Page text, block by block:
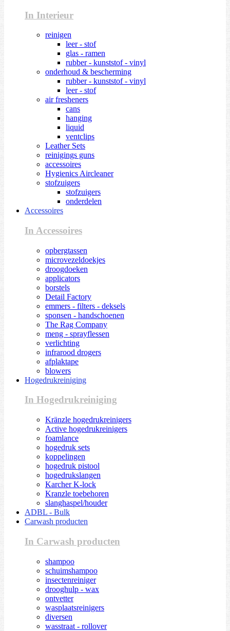
In Interieur
reinigen
leer - stof
glas - ramen
rubber - kunststof - vinyl
onderhoud & bescherming
rubber - kunststof - vinyl
leer - stof
air fresheners
cans
hanging
liquid
ventclips
Leather Sets
reinigings guns
accessoires
Hygienics Aircleaner
stofzuigers
stofzuigers
onderdelen
Accessoires
In Accessoires
opbergtassen
microvezeldoekjes
droogdoeken
applicators
borstels
Detail Factory
emmers - filters - deksels
sponsen - handschoenen
The Rag Company
meng - sprayflessen
verlichting
infrarood drogers
afplaktape
blowers
Hogedrukreiniging
In Hogedrukreiniging
Kränzle hogedrukreinigers
Active hogedrukreinigers
foamlance
hogedruk sets
koppelingen
hogedruk pistool
hogedrukslangen
Karcher K-lock
Kranzle toebehoren
slanghaspel/houder
ADBL - Bulk
Carwash producten
In Carwash producten
shampoo
schuimshampoo
insectenreiniger
drooghulp - wax
ontvetter
wasplaatsreinigers
diversen
wasstraat - rollover